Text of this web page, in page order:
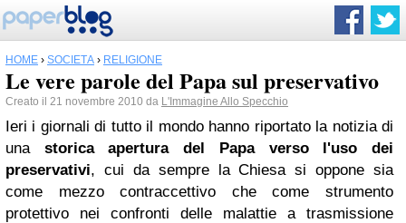
HOME › SOCIETÀ › RELIGIONE
Le vere parole del Papa sul preservativo
Creato il 21 novembre 2010 da L'Immagine Allo Specchio
Ieri i giornali di tutto il mondo hanno riportato la notizia di
una storica apertura del Papa verso l'uso dei
preservativi, cui da sempre la Chiesa si oppone sia
come mezzo contraccettivo che come strumento
protettivo nei confronti delle malattie a trasmissione